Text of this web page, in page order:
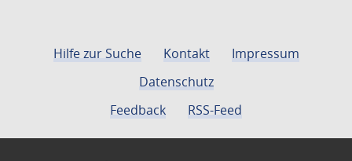
Hilfe zur Suche Kontakt
Impressum
Datenschutz
Feedback
RSS-Feed